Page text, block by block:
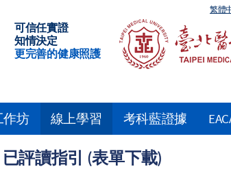
繁體
可信任實證
知情決定
更完善的健康照護
已評讀指引 (表單下載)
作坊 線上學習 考科藍證據